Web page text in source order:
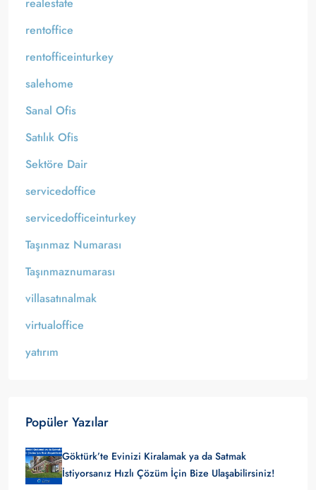
rentoffice
rentofficeinturkey
salehome
Sanal Ofis
Satılık Ofis
Sektöre Dair
servicedoffice
servicedofficeinturkey
Taşınmaz Numarası
Taşınmaznumarası
villasatınalmak
virtualoffice
yatırım
Popüler Yazılar
Göktürk’te Evinizi Kiralamak ya da Satmak
İstiyorsanız Hızlı Çözüm İçin Bize Ulaşabilirsiniz!